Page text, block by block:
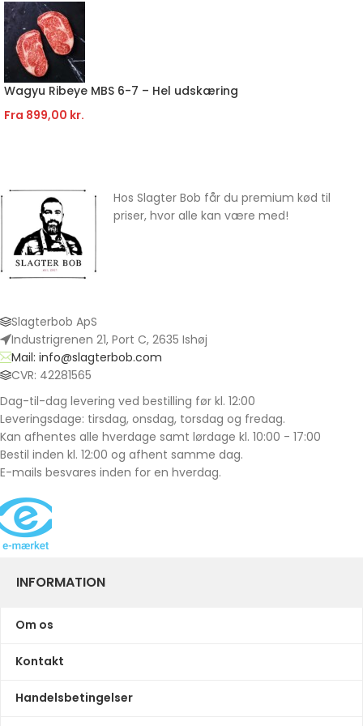
Wagyu Ribeye MBS 6-7 – Hel udskæring
Fra 899,00 kr.
Hos Slagter Bob får du premium kød til
priser, hvor alle kan være med!
Slagterbob ApS
Industrigrenen 21, Port C, 2635 Ishøj
Mail: info@slagterbob.com
CVR: 42281565
Dag-til-dag levering ved bestilling før kl. 12:00
Leveringsdage: tirsdag, onsdag, torsdag og fredag.
Kan afhentes alle hverdage samt lørdage kl. 10:00 - 17:00
Bestil inden kl. 12:00 og afhent samme dag.
E-mails besvares inden for en hverdag.
INFORMATION
Om os
Kontakt
Handelsbetingelser